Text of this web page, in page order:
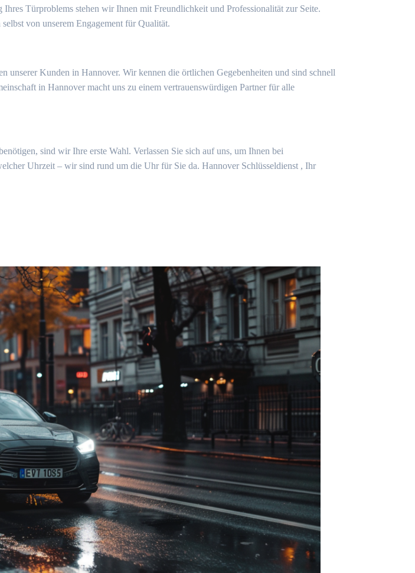
Türproblems stehen wir Ihnen mit Freundlichkeit und Professionalität zur Seite.
von unserem Engagement für Qualität.
Kunden in Hannover. Wir kennen die örtlichen Gegebenheiten und sind schnell
in Hannover macht uns zu einem vertrauenswürdigen Partner für alle
sind wir Ihre erste Wahl. Verlassen Sie sich auf uns, um Ihnen bei
Uhrzeit – wir sind rund um die Uhr für Sie da. Hannover Schlüsseldienst , Ihr